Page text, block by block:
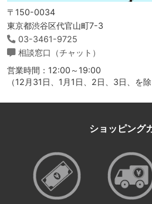
〒150-0034
東京都渋谷区代官山町7-3
03-3461-9725
相談窓口（チャット）
営業時間：12:00～19:00
（12月31日、1月1日、2日、3日、を除
ショッピング